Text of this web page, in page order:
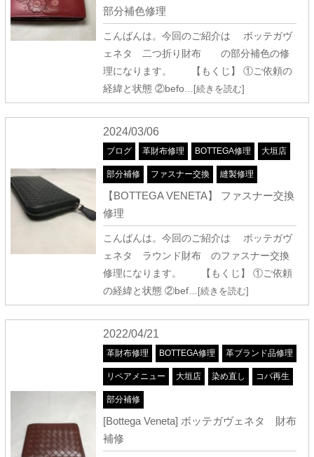
部分補色修理
こんばんは。今回のご紹介は ボッテガヴ
ェネタ 二つ折り財布 の部分補色の修
理になります。 【もくじ】 ①ご依頼の
経緯と状態 ②befo…[続きを読む]
2024/03/06
ブログ 革財布修理 BOTTEGA修理 大垣店
部分補修 ファスナー交換 縫製修理
【BOTTEGA VENETA】 ファスナー交換
修理
こんばんは。今回のご紹介は ボッテガヴ
ェネタ ラウンド財布 のファスナー交換
修理になります。 【もくじ】 ①ご依頼
の経緯と状態 ②bef…[続きを読む]
2022/04/21
革財布修理 BOTTEGA修理 革ブランド品修理
リペアメニュー 大垣店 染め直し コバ再生
部分補修
[Bottega Veneta] ボッテガヴェネタ 財布
補修